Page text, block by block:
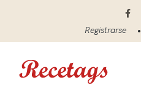
Registrarse •